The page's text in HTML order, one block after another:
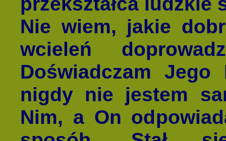
Nie wiem, jakie
wcieleń
Doświadczam Jego
nigdy nie jestem
Nim, a On